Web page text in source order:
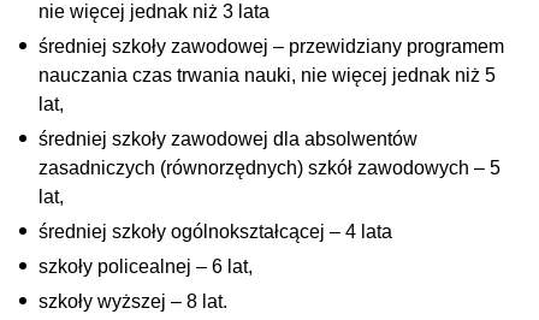
nie więcej jednak niż 3 lata
średniej szkoły zawodowej – przewidziany programem
nauczania czas trwania nauki, nie więcej jednak niż 5
lat,
średniej szkoły zawodowej dla absolwentów
zasadniczych (równorzędnych) szkół zawodowych – 5
lat,
średniej szkoły ogólnokształcącej – 4 lata
szkoły policealnej – 6 lat,
szkoły wyższej – 8 lat.